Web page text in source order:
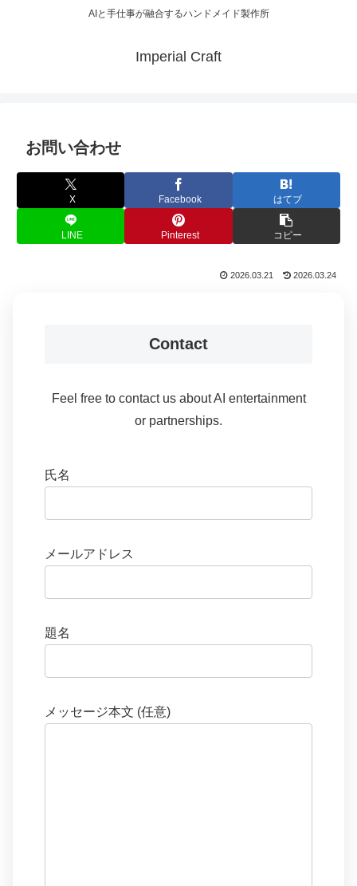
AIと手仕事が融合するハンドメイド製作所
Imperial Craft
お問い合わせ
X Facebook はてブ
LINE Pinterest コピー
2026.03.21 2026.03.24
Contact
Feel free to contact us about AI entertainment
or partnerships.
氏名
メールアドレス
題名
メッセージ本文 (任意)